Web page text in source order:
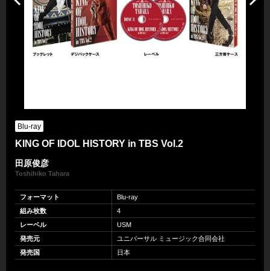
Blu-ray
KING OF IDOL HISTORY in TBS Vol.2
田原俊彦
Toshihiko Tahara
フォーマット
Blu-ray
組み枚数
4
レーベル
USM
発売元
ユニバーサル ミュージック合同会社
発売国
日本